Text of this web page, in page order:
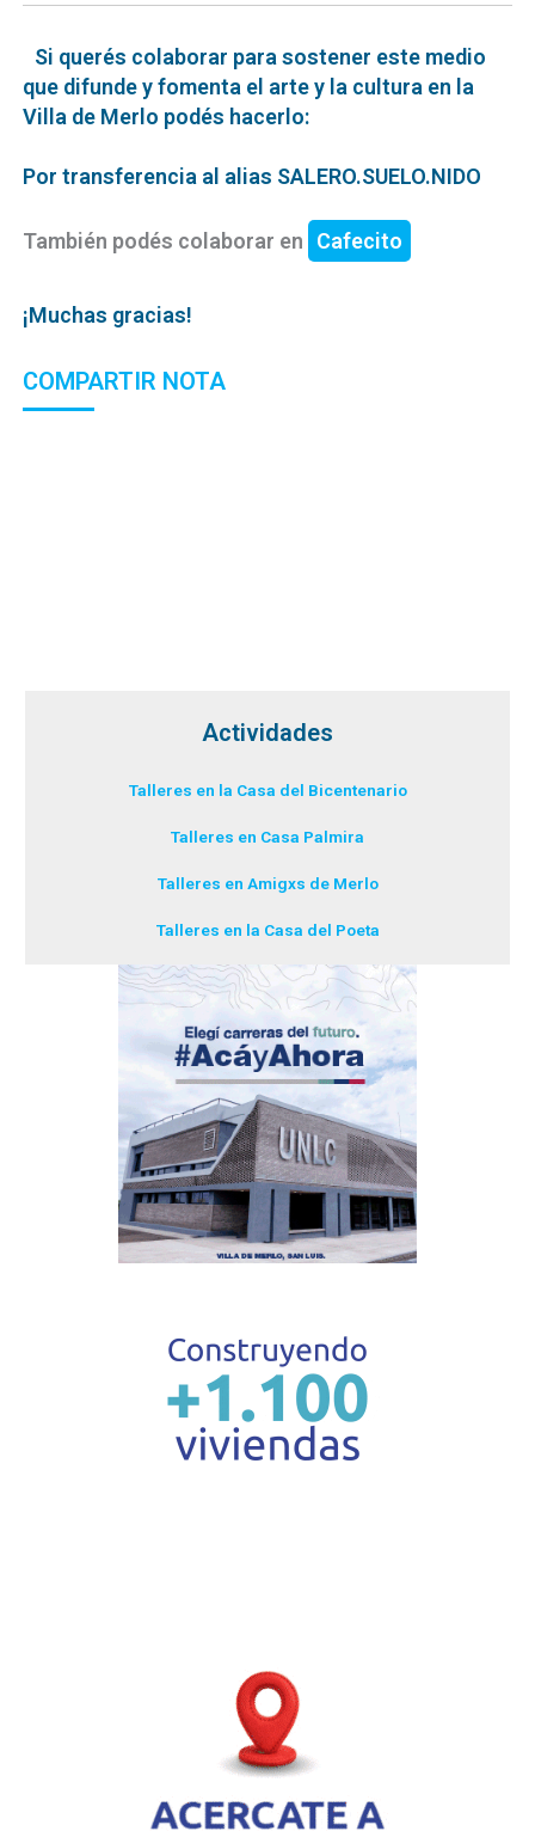
Si querés colaborar para sostener este medio
que difunde y fomenta el arte y la cultura en la
Villa de Merlo podés hacerlo:
Por transferencia al alias SALERO.SUELO.NIDO
También podés colaborar en Cafecito
¡Muchas gracias!
COMPARTIR NOTA
Actividades
Talleres en la Casa del Bicentenario
Talleres en Casa Palmira
Talleres en Amigxs de Merlo
Talleres en la Casa del Poeta